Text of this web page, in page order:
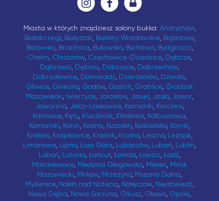
Miasta w których znajdziesz salony bukka: Andrychów,
Białobrzegi, Białystok, Bielany Wrocławskie, Bojanowo,
Borówiec, Brzeźnica, Bukowsko, Bychawa, Bydgoszcz,
Chełm, Chrzanów, Czechowice-Dziedzice, Dąbcze,
Dąbrówki, Dębica, Dobczyce, Dobrzechów,
Dobrzykowice, Domaradz, Dzierżoniów, Dzwola,
Gliwice, Gniezno, Godów, Gostyń, Groblice, Grodzisk
Mazowiecki, Iwierzyce, Jarosław, Jasiel, Jasło, Jawor,
Jaworzno, Jelcz-Laskowice, Kamionki, Karczew,
Katowice, Kęty, Kluczbork, Kłodawa, Kolbuszowa,
Komorniki, Konin, Kosina, Koszalin, Kościelisko, Kórnik,
Kraków, Krapkowice, Kraśnik, Krosno, Leszno, Leżajsk,
Limanowa, Lipno, Lisia Góra, Lubaczów, Lubań, Lublin,
Luboń, Lutynia, Łańcut, Łomża, Łowicz, Łódź,
Marcinkowice, Medynia Głogowska, Mielec, Mińsk
Mazowiecki, Mirków, Mrzeżyno, Mszana Dolna,
Myślenice, Nakło nad Notecią, Nałęczów, Niedźwiedź,
Nowa Dęba, Nowa Sarzyna, Olkusz, Oława, Opole,